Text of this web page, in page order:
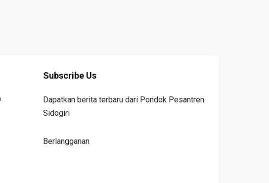
Subscribe Us
Dapatkan berita terbaru dari Pondok Pesantren
Sidogiri
Berlangganan